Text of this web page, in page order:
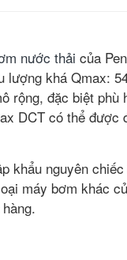
nước thải của
lượng khá Qmax:
rộng, đặc biệt
DCT có thể
khẩu nguyên
máy bơm khác